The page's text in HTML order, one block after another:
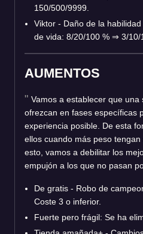
150/500/9999.
Viktor - Daño de la
de vida: 8/20/100 % ⇒ 3/10/
AUMENTOS
Vamos a establecer que
ofrezcan en fases específicas
experiencia posible. De esta
ellos cuando más peso
esto, vamos a debilitar los
empujón a los que no pasan
De gratis - Robo de
Coste 3 o inferior.
Fuerte pero frágil: Se ha